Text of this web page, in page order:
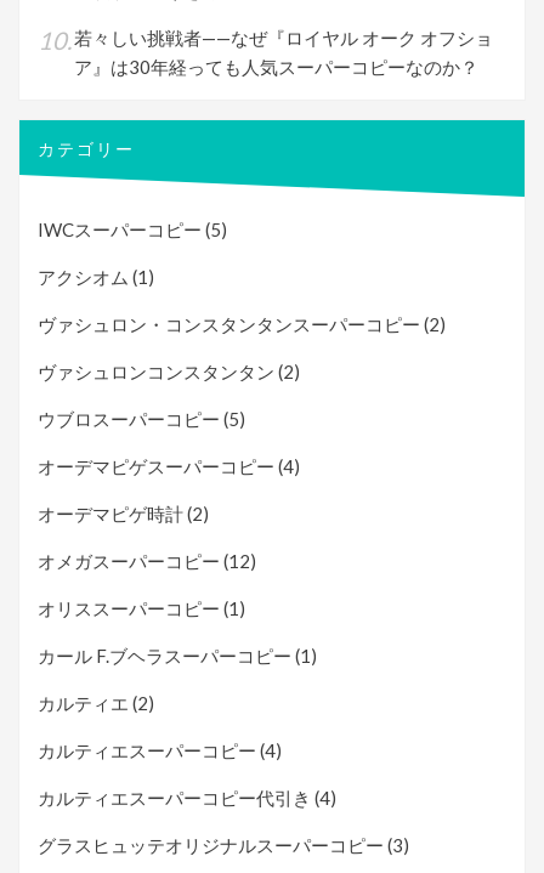
若々しい挑戦者——なぜ『ロイヤル オーク オフショ
ア』は30年経っても人気スーパーコピーなのか？
カテゴリー
IWCスーパーコピー (5)
アクシオム (1)
ヴァシュロン・コンスタンタンスーパーコピー (2)
ヴァシュロンコンスタンタン (2)
ウブロスーパーコピー (5)
オーデマピゲスーパーコピー (4)
オーデマピゲ時計(2)
オメガスーパーコピー (12)
オリススーパーコピー (1)
カール F.ブヘラスーパーコピー (1)
カルティエ (2)
カルティエスーパーコピー (4)
カルティエスーパーコピー代引き (4)
グラスヒュッテオリジナルスーパーコピー (3)